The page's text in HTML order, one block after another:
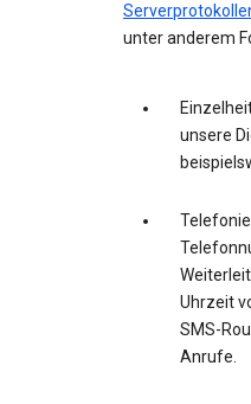
unter anderem
unsere
Uhrzeit
SMS-
Anrufe.